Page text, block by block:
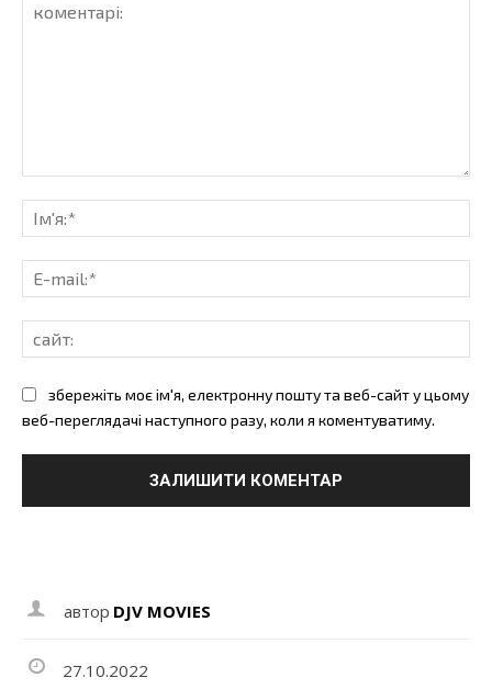
збережіть моє ім'я, електронну пошту та веб-сайт у цьому
веб-переглядачі наступного разу, коли я коментуватиму.
автор DJV MOVIES
27.10.2022